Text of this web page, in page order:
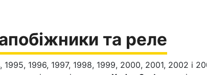
та реле
1996, 1997, 1998, 1999, 2000, 2001, 2002 і